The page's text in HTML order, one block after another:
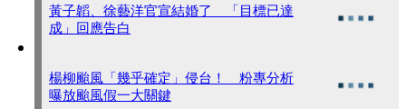
黃子韜、徐藝洋官宣結婚了 「目標已達
成」回應告白
楊柳颱風「幾乎確定」侵台！ 粉專分析
曝放颱風假一大關鍵